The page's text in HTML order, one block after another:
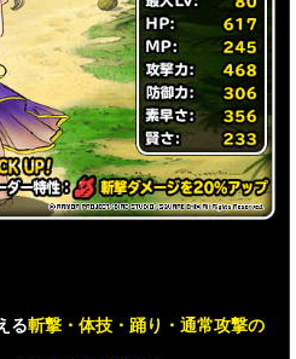
る斬撃・体技・踊り・通常攻撃の